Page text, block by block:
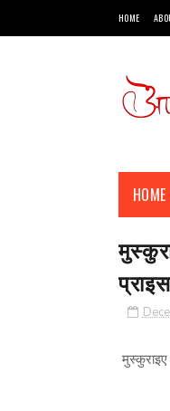
HOME
HOME